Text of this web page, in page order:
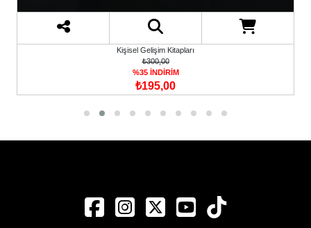
Kişisel Gelişim Kitapları
₺300,00
%35 İNDİRİM
₺195,00